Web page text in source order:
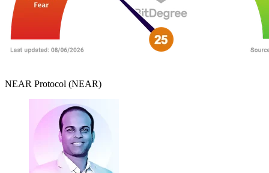
NEAR Protocol (NEAR)